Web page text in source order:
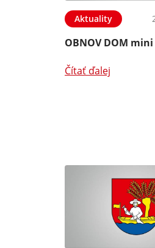
Aktuality
OBNOV DOM
Čítať ďalej